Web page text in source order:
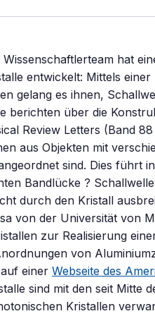
Wissenschaftlerteam hat
entwickelt: Mittels
gelang es ihnen,
berichten über die
Review Letters (Band
aus Objekten mit
sind. Dies führt
Bandlücke ?
durch den Kristall
von der Universität von
zur Realisierung
von
einer Webseite des
sind mit den seit Mitte
Kristallen